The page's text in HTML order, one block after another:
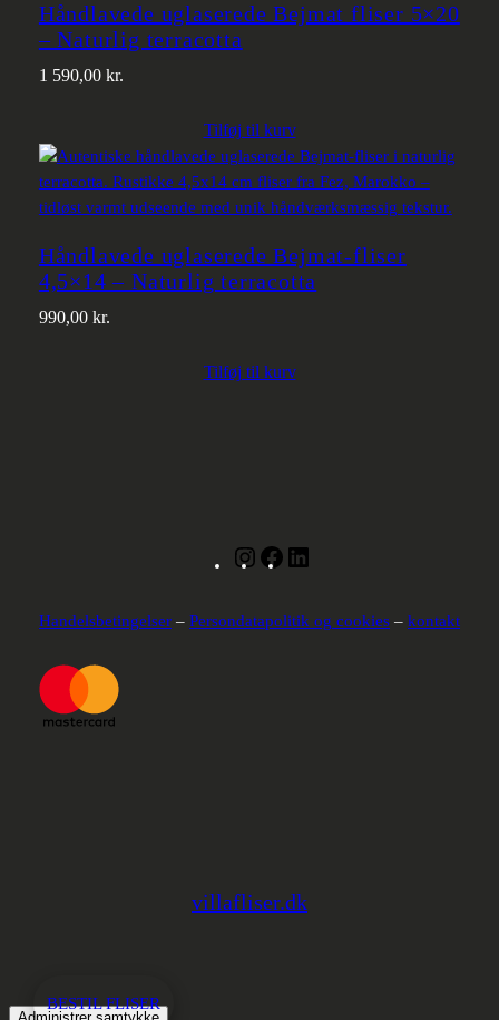
Håndlavede uglaserede Bejmat fliser 5×20
– Naturlig terracotta
1 590,00 kr.
Tilføj til kurv
Håndlavede uglaserede Bejmat-fliser
4,5×14 – Naturlig terracotta
990,00 kr.
Tilføj til kurv
InstagramFacebook
Handelsbetingelser – Persondatapolitik og cookies – kontakt
BESTIL FLISER
villafliser.dk